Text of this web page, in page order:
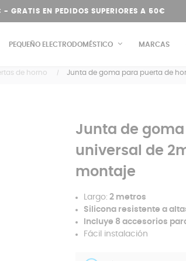
GRATIS EN PEDIDOS SUPERIORES A 50€
PEQUEÑO ELECTRODOMÉSTICO MARCAS
de horno Junta de goma para puerta de
Junta de
universal de
montaje
Largo: 2 metros
Silicona resistente a
Incluye 8 accesorios
Fácil instalación